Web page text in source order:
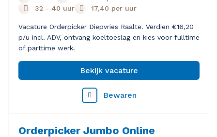
32 - 40 uur
17,40 per uur
Vacature Orderpicker Diepvries Raalte. Verdien €16,20
p/u incl. ADV, ontvang koeltoeslag en kies voor fulltime
of parttime werk.
Bekijk vacature
Bewaren
Orderpicker Jumbo Online